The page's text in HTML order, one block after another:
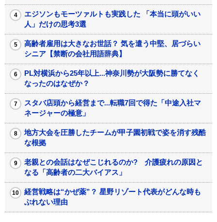
エジソンもモーツァルトも実践した 「本当に頭がいい
人」だけの思考3選
高齢者雇用は大きなお世話？ 気を遣う中堅、居づらい
シニア【禁断の会社用語辞典】
PL対横浜から25年以上...神奈川勢が大阪勢に勝てなく
なったのはなぜか？
スタバ店頭から経営まで...転職7回で得た「中途入社マ
ネージャーの極意」
地方大会を圧勝したチームが甲子園初戦で姿を消す残酷
な根拠
老親との会話はなぜこじれるのか? 介護疲れの原因と
なる「高齢者の二大バイアス」
経営戦略は“かぜ薬”？ 星野リゾート代表がどんな時も
ぶれない理由